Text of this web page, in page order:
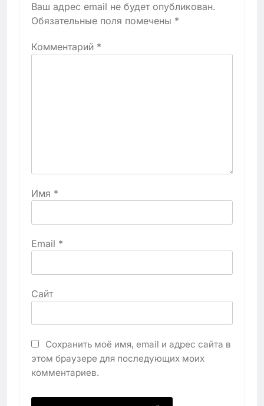
Ваш адрес email не будет опубликован.
Обязательные поля помечены *
Комментарий *
Имя *
Email *
Сайт
Сохранить моё имя, email и адрес сайта в
этом браузере для последующих моих
комментариев.